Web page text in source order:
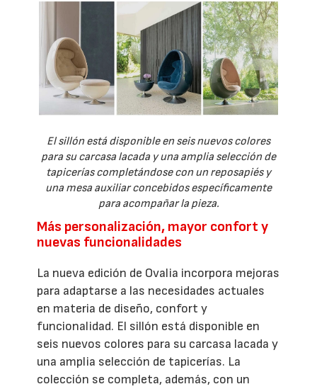
El sillón está disponible en seis nuevos colores
para su carcasa lacada y una amplia selección de
tapicerías completándose con un reposapiés y
una mesa auxiliar concebidos específicamente
para acompañar la pieza.
Más personalización, mayor confort y
nuevas funcionalidades
La nueva edición de Ovalia incorpora mejoras
para adaptarse a las necesidades actuales
en materia de diseño, confort y
funcionalidad. El sillón está disponible en
seis nuevos colores para su carcasa lacada y
una amplia selección de tapicerías. La
colección se completa, además, con un